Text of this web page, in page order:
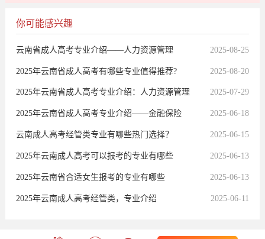
你可能感兴趣
云南省成人高考专业介绍——人力资源管理 2025-08-25
2025年云南省成人高考有哪些专业值得推荐? 2025-08-20
2025年云南省成人高考专业介绍：人力资源管理 2025-07-29
2025年云南省成人高考专业介绍——金融保险 2025-06-18
云南成人高考经管类专业有哪些热门选择？ 2025-06-15
2025年云南成人高考可以报考的专业有哪些 2025-06-13
2025年云南省合适女生报考的专业有哪些 2025-06-13
2025年云南成人高考经管类，专业介绍 2025-06-11